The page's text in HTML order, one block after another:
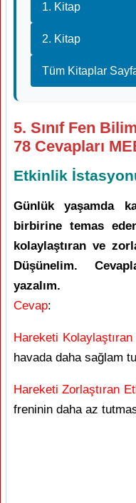
1. Kitap
2. Kitap
Tüm Kitaplar
5. Sınıf Fen
78 Cevapları
Etkinlik
Günlük yaşamda
birbirine temas
kolaylaştıran ve
Düşünelim.
yazalım.
Cevap:
Hareketi
havada daha sağlam
Hareketi Zorlaştıran
freninin daha az